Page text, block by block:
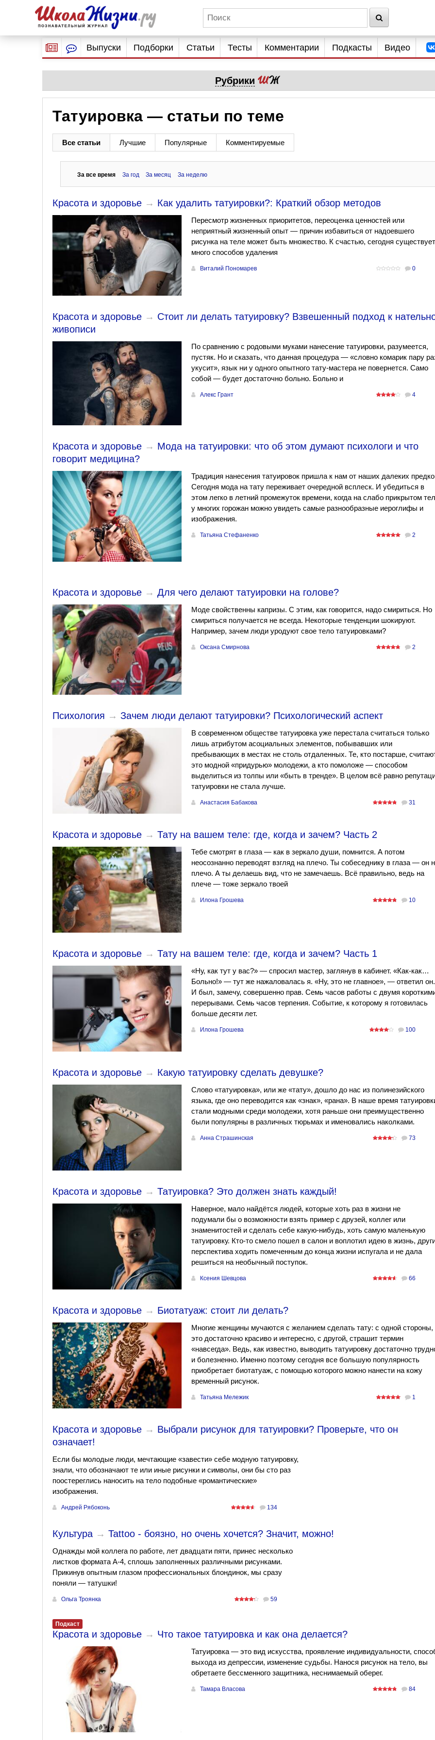
Выпуски Подборки Статьи Тесты Комментарии Подкасты Видео
Рубрики
Татуировка — статьи по теме
Все статьи Лучшие Популярные Комментируемые
За все время За год За месяц За неделю
Красота и здоровье → Как удалить татуировки?: Краткий обзор методов
Пересмотр жизненных приоритетов, переоценка ценностей или
неприятный жизненный опыт — причин избавиться от надоевшего
рисунка на теле может быть множество. К счастью, сегодня существует
много способов удаления
Виталий Пономарев 0
Красота и здоровье → Стоит ли делать татуировку? Взвешенный подход к
живописи
По сравнению с родовыми муками нанесение татуировки, разумеется,
пустяк. Но и сказать, что данная процедура — «словно комарик пару
укусит», язык ни у одного опытного тату-мастера не повернется. Само
собой — будет достаточно больно. Больно и
Алекс Грант 4
Красота и здоровье → Мода на татуировки: что об этом думают психологи и что
говорит медицина?
Традиция нанесения татуировок пришла к нам от наших далеких
Сегодня мода на тату переживает очередной всплеск. И убедиться в
этом легко в летний промежуток времени, когда на слабо прикрытом
у многих горожан можно увидеть самые разнообразные иероглифы и
изображения.
Татьяна Стефаненко 2
Красота и здоровье → Для чего делают татуировки на голове?
Моде свойственны капризы. С этим, как говорится, надо смириться. Но
смириться получается не всегда. Некоторые тенденции шокируют.
Например, зачем люди уродуют свое тело татуировками?
Оксана Смирнова 2
Психология → Зачем люди делают татуировки? Психологический аспект
В современном обществе татуировка уже перестала считаться только
лишь атрибутом асоциальных элементов, побывавших или
пребывающих в местах не столь отдаленных. Те, кто постарше,
это модной «придурью» молодежи, а кто помоложе — способом
выделиться из толпы или «быть в тренде». В целом всё равно
татуировки не стала лучше.
Анастасия Бабакова 31
Красота и здоровье → Тату на вашем теле: где, когда и зачем? Часть 2
Тебе смотрят в глаза — как в зеркало души, помнится. А потом
неосознанно переводят взгляд на плечо. Ты собеседнику в глаза — он
плечо. А ты делаешь вид, что не замечаешь. Всё правильно, ведь на
плече — тоже зеркало твоей
Илона Грошева 10
Красота и здоровье → Тату на вашем теле: где, когда и зачем? Часть 1
«Ну, как тут у вас?» — спросил мастер, заглянув в кабинет. «Как-как…
Больно!» — тут же нажаловалась я. «Ну, это не главное», — ответил он.
И был, замечу, совершенно прав. Семь часов работы с двумя
перерывами. Семь часов терпения. Событие, к которому я готовилась
больше десяти лет.
Илона Грошева 100
Красота и здоровье → Какую татуировку сделать девушке?
Слово «татуировка», или же «тату», дошло до нас из полинезийского
языка, где оно переводится как «знак», «рана». В наше время
стали модными среди молодежи, хотя раньше они преимущественно
были популярны в различных тюрьмах и именовались наколками.
Анна Страшинская 73
Красота и здоровье → Татуировка? Это должен знать каждый!
Наверное, мало найдётся людей, которые хоть раз в жизни не
подумали бы о возможности взять пример с друзей, коллег или
знаменитостей и сделать себе какую-нибудь, хоть самую маленькую
татуировку. Кто-то смело пошел в салон и воплотил идею в жизнь,
перспектива ходить помеченным до конца жизни испугала и не дала
решиться на необычный поступок.
Ксения Шевцова 66
Красота и здоровье → Биотатуаж: стоит ли делать?
Многие женщины мучаются с желанием сделать тату: с одной стороны,
это достаточно красиво и интересно, с другой, страшит термин
«навсегда». Ведь, как известно, выводить татуировку достаточно
и болезненно. Именно поэтому сегодня все большую популярность
приобретает биотатуаж, с помощью которого можно нанести на кожу
временный рисунок.
Татьяна Мележик 1
Красота и здоровье → Выбрали рисунок для татуировки? Проверьте, что он
означает!
Если бы молодые люди, мечтающие «завести» себе модную татуировку,
знали, что обозначают те или иные рисунки и символы, они бы сто раз
поостереглись наносить на тело подобные «романтические»
изображения.
Андрей Рябоконь 134
Культура → Tattoo - боязно, но очень хочется? Значит, можно!
Однажды мой коллега по работе, лет двадцати пяти, принес несколько
листков формата А-4, сплошь заполненных различными рисунками.
Прикинув опытным глазом профессиональных блондинок, мы сразу
поняли — татушки!
Ольга Троянка 59
Подкаст
Красота и здоровье → Что такое татуировка и как она делается?
Татуировка — это вид искусства, проявление индивидуальности,
выхода из депрессии, изменение судьбы. Нанося рисунок на тело, вы
обретаете бессменного защитника, неснимаемый оберег.
Тамара Власова 84